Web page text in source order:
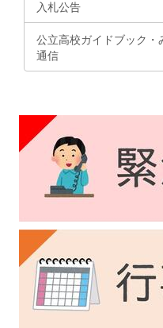
入札公告
公立高校ガイドブック
通信